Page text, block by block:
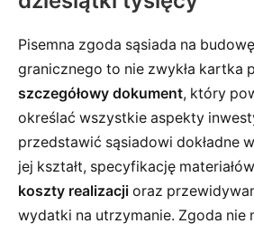
Pisemna zgoda sąsiada na
granicznego to nie zwykła kartka
szczegółowy dokument, który
określać wszystkie aspekty
przedstawić sąsiadowi dokładne
jej kształt, specyfikację
koszty realizacji oraz
wydatki na utrzymanie. Zgoda nie